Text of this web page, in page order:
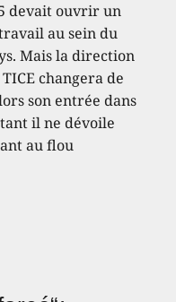
devait ouvrir un
au sein du
Mais la direction
changera de
son entrée dans
il ne dévoile
au flou